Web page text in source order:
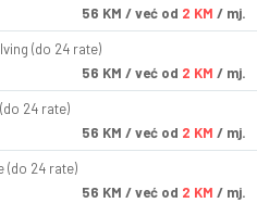
56 KM / već od 2 KM / mj.
(do 24 rate)
56 KM / već od 2 KM / mj.
24 rate)
56 KM / već od 2 KM / mj.
(do 24 rate)
56 KM / već od 2 KM / mj.